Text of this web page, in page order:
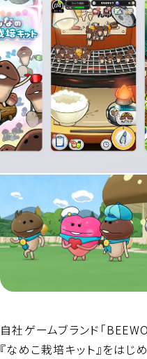
自社ゲームブランド「
『なめこ栽培キット』をはじ